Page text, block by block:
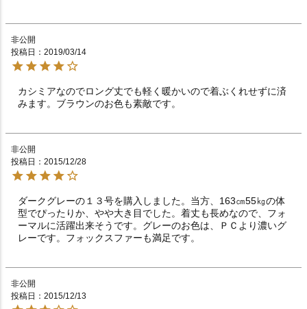
非公開
投稿日
2019/03/14
カシミアなのでロング丈でも軽く暖かいので着ぶくれせずに済
みます。ブラウンのお色も素敵です。
非公開
投稿日
2015/12/28
ダークグレーの１３号を購入しました。当方、163㎝55㎏の体
型でぴったりか、やや大き目でした。着丈も長めなので、フォ
ーマルに活躍出来そうです。グレーのお色は、ＰＣより濃いグ
レーです。フォックスファーも満足です。
非公開
投稿日
2015/12/13